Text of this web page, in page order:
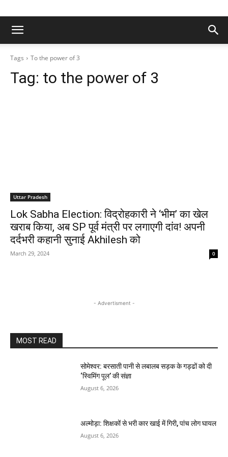
Tags To the power of 3
Tag: to the power of 3
Uttar Pradesh
Lok Sabha Election: विद्रोहकारी ने ‘भीम’ का खेल
खराब किया, अब SP पूर्व मंत्री पर लगाएगी दांव! अपनी
दर्दभरी कहानी सुनाई Akhilesh को
March 29, 2024 0
- Advertisment -
MOST READ
सोमेश्वर: बरसाती पानी से लबालब सड़क के गड्ढों को दी
‘स्विमिंग पूल’ की संज्ञा
August 6, 2026
अल्मोड़ा: शिक्षकों से भरी कार खाई में गिरी, पांच लोग घायल
August 6, 2026